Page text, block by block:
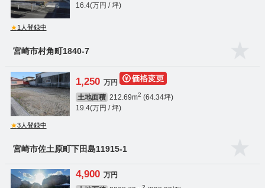
16.4(万円 / 坪)
★1人登録中
宮崎市村角町1840-7
1,250 万円
土地面積 212.69m2 (64.34坪)
19.4(万円 / 坪)
★3人登録中
宮崎市佐土原町下田島11915-1
4,900 万円